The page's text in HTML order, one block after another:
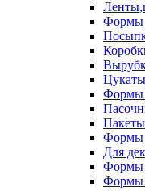
Формы
Формы
Формы
Для
Формы
Формы